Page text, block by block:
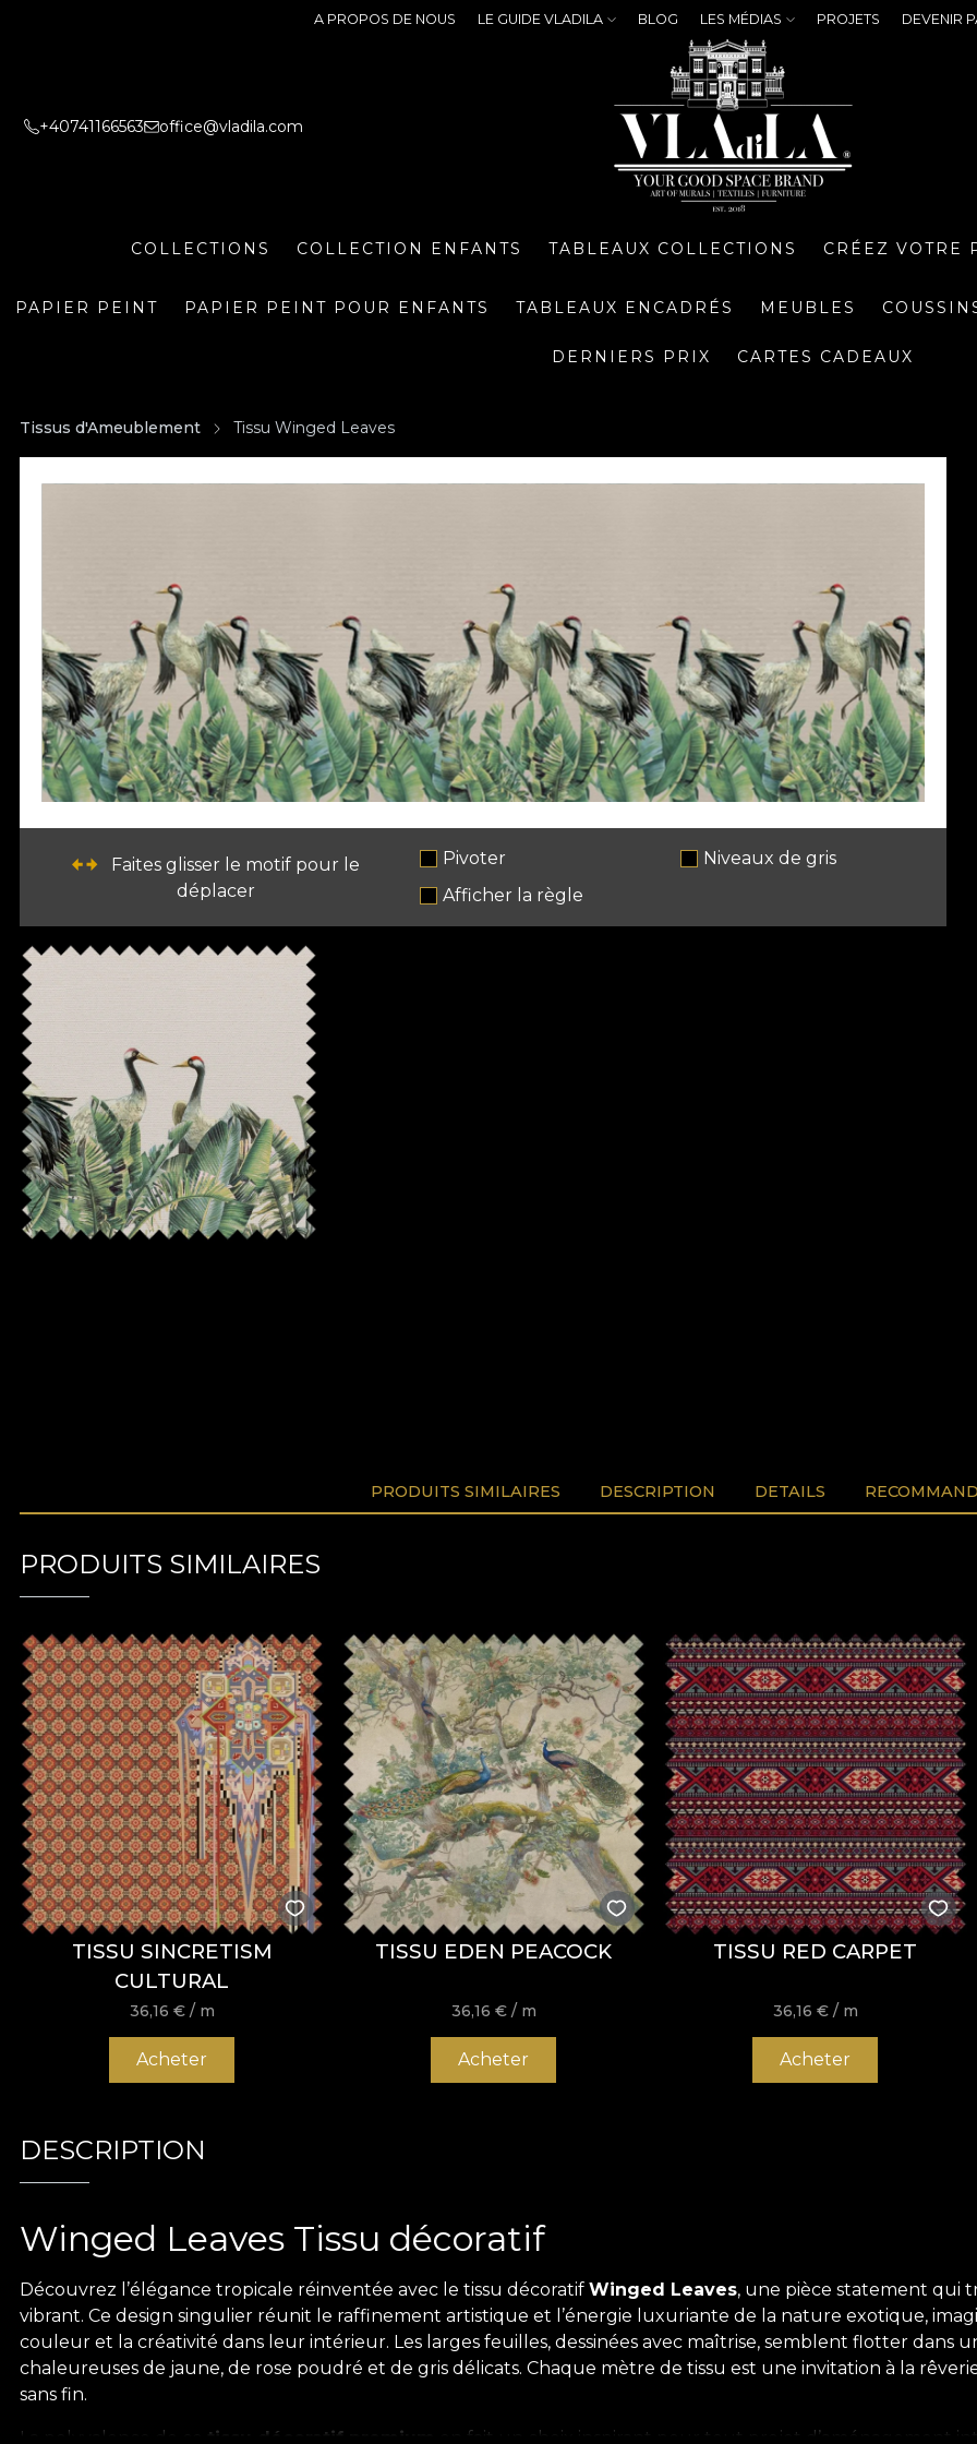
A PROPOS DE NOUS LE GUIDE VLADILA BLOG LES MÉDIAS PROJETS DEVENIR
+40741166563 office@vladila.com
COLLECTIONS COLLECTION ENFANTS TABLEAUX COLLECTIONS CRÉEZ VOTRE
PAPIER PEINT PAPIER PEINT POUR ENFANTS TABLEAUX ENCADRÉS MEUBLES
DERNIERS PRIX CARTES CADEAUX
Tissus d'Ameublement Tissu Winged Leaves
Faites glisser le motif pour le
déplacer
Pivoter
Niveaux de gris
Afficher la règle
PRODUITS SIMILAIRES DESCRIPTION DETAILS
PRODUITS SIMILAIRES
TISSU SINCRETISM
CULTURAL
36,16 € / m
Acheter
TISSU EDEN PEACOCK
36,16 € / m
Acheter
TISSU RED CARPET
36,16 € / m
Acheter
DESCRIPTION
Winged Leaves Tissu décoratif
Découvrez l’élégance tropicale réinventée avec le tissu décoratif Winged Leaves, une pièce statement qui
vibrant. Ce design singulier réunit le raffinement artistique et l’énergie luxuriante de la nature exotique,
couleur et la créativité dans leur intérieur. Les larges feuilles, dessinées avec maîtrise, semblent flotter dans
chaleureuses de jaune, de rose poudré et de gris délicats. Chaque mètre de tissu est une invitation à la
sans fin.
La polyvalence de ce tissu décoratif premium
en fait un choix inspirant pour tout projet d’aménagement